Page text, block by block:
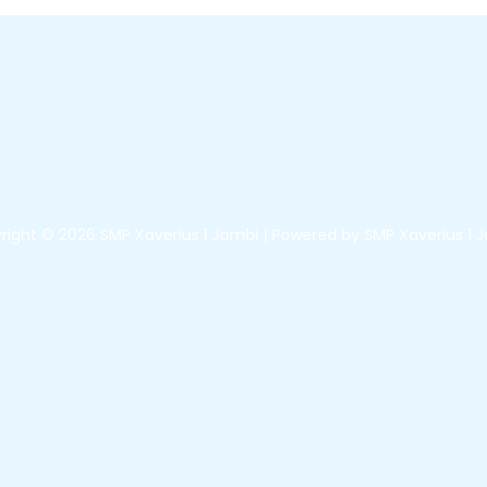
© 2026 SMP Xaverius 1 Jambi | Powered by SMP Xaverius 1